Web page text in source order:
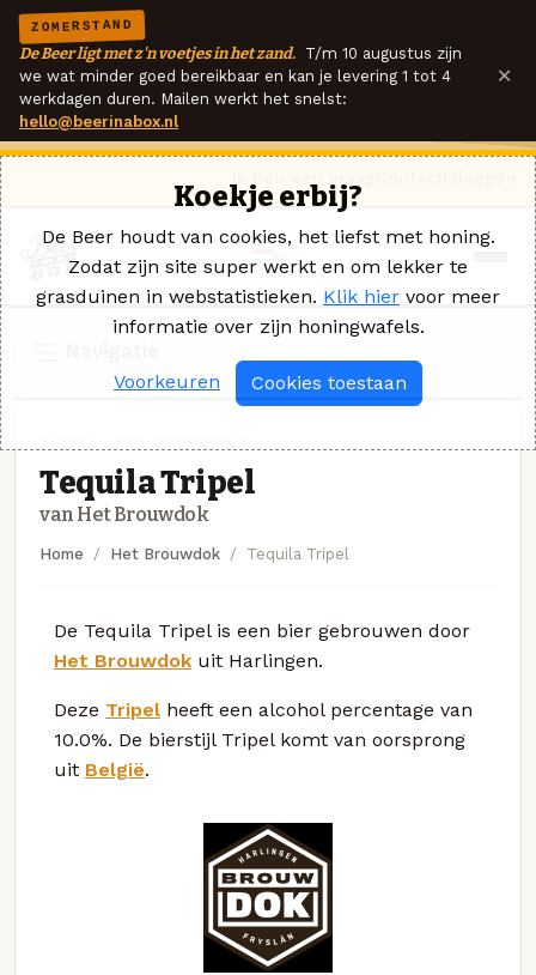
ZOMERSTAND
De Beer ligt met z'n voetjes in het zand. T/m 10 augustus zijn
we wat minder goed bereikbaar en kan je levering 1 tot 4
werkdagen duren. Mailen werkt het snelst:
hello@beerinabox.nl
×
Tequila Tripel
van Het Brouwdok
Home Het Brouwdok Tequila Tripel
De Tequila Tripel is een bier gebrouwen door
Het Brouwdok uit Harlingen.
Deze Tripel heeft een alcohol percentage van
10.0%. De bierstijl Tripel komt van oorsprong
uit België.
Koekje erbij?
De Beer houdt van cookies, het liefst met honing.
Zodat zijn site super werkt en om lekker te
grasduinen in webstatistieken. Klik hier voor meer
informatie over zijn honingwafels.
Voorkeuren Cookies toestaan